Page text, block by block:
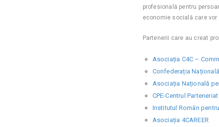
profesională pentru
economie socială care vor
Partenerii care au creat
Asociația C4C –
Confederația
Asociația Națională
CPE-Centrul
Institutul Român
Asociația 4CAREER